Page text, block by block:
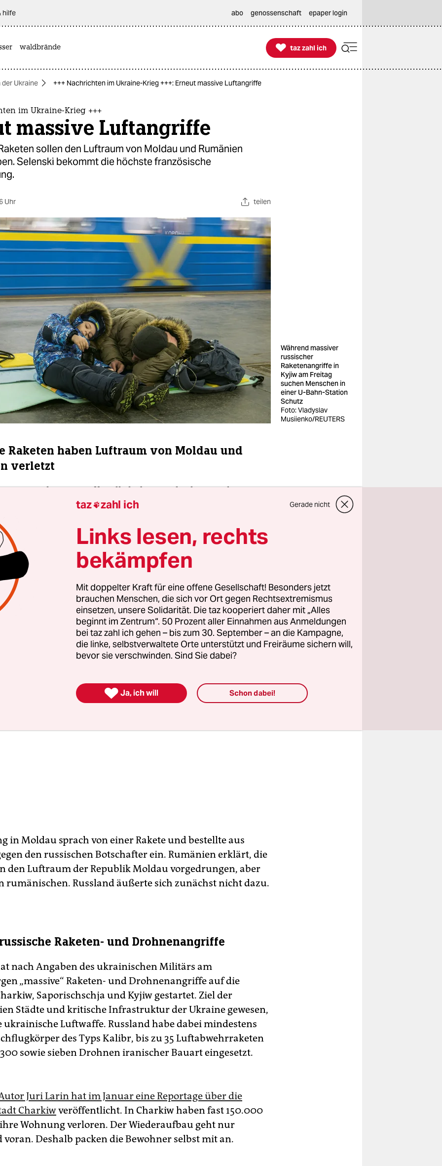
hilfe abo genossenschaft epaper login
waldbrände 
taz zahl ich
taz zahl ich
der Ukraine +++ Nachrichten im Ukraine-Krieg +++: Erneut massive Luftangriffe
im Ukraine-Krieg +++
massive Luftangriffe
sollen den Luftraum von Moldau und Rumänien
Selenski bekommt die höchste französische
Uhr teilen
Während massiver
russischer
Raketenangriffe in
Kyjiw am Freitag
suchen Menschen in
einer U-Bahn-Station
Schutz
Foto: Vladyslav
Musiienko/REUTERS
Raketen haben Luftraum von Moldau und
verletzt
russischen Angriffswelle haben nach ukrainischen
Raketen den rumänischen und moldawischen Luftraum
Zwei vom Schwarzen Meer aus abgefeuerte Kaliber-
erst in den Luftraum der Republik Moldau
und hätten dann den rumänischen Luftraum
bevor sie in die Ukraine gelangt seien, sagt der
der ukrainischen Streitkräfte, Walerij Saluschnyj.
„Ukrainska Prawda“ zitierte den Sprecher der Luftwaffe mit
die Ukraine habe die Möglichkeit gehabt, die Raketen
habe dies aber nicht getan, weil sie die Zivilbevölkerung
nicht habe gefährden wollen.
in Moldau sprach von einer Rakete und bestellte aus
den russischen Botschafter ein. Rumänien erklärt, die
den Luftraum der Republik Moldau vorgedrungen, aber
rumänischen. Russland äußerte sich zunächst nicht dazu.
Raketen- und Drohnenangriffe
nach Angaben des ukrainischen Militärs am
„massive“ Raketen- und Drohnenangriffe auf die
Saporischschja und Kyjiw gestartet. Ziel der
Städte und kritische Infrastruktur der Ukraine gewesen,
ukrainische Luftwaffe. Russland habe dabei mindestens
des Typs Kalibr, bis zu 35 Luftabwehrraketen
sowie sieben Drohnen iranischer Bauart eingesetzt.
Juri Larin hat im Januar eine Reportage über die
Charkiwveröffentlicht. In Charkiw haben fast 150.000
Wohnung verloren. Der Wiederaufbau geht nur
voran. Deshalb packen die Bewohner selbst mit an.
taz zahl ich Gerade nicht
Links lesen, rechts
bekämpfen
Mit doppelter Kraft für eine offene Gesellschaft! Besonders jetzt
brauchen Menschen, die sich vor Ort gegen Rechtsextremismus
einsetzen, unsere Solidarität. Die taz kooperiert daher mit „Alles
beginnt im Zentrum“. 50 Prozent aller Einnahmen aus Anmeldungen
bei taz zahl ich gehen – bis zum 30. September – an die Kampagne,
die linke, selbstverwaltete Orte unterstützt und Freiräume sichern will,
bevor sie verschwinden. Sind Sie dabei?
 Ja, ich will Schon dabei!